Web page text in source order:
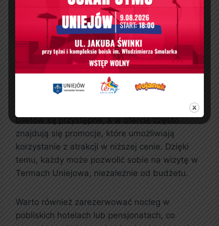
Uniejów wyróżniają się na tle innych ośrodków,
oferując kompleksową obsługę dla całej
Rezerwacja i ceny
Rezerwacji biletów do Term Uniejowa można
dokonać zarówno online, jak i na miejscu. Ceny
biletów są przystępne, a w ofercie często
znajdują się promocje, które umożliwiają
korzystanie z atrakcji w niższej cenie. Dzięki
temu, każdy może pozwolić sobie na wizytę w
Termach Uniejowa, niezależnie od budżetu.
Warto również zarezerwować nocleg w
pobliskich hotelach lub pensjonatach, co